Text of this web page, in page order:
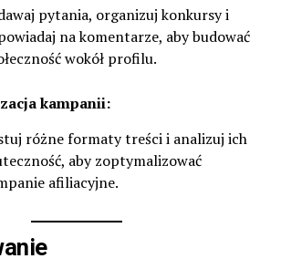
pytania, organizuj konkursy i
na komentarze, aby budować
wokół profilu.
kampanii:
różne formaty treści i analizuj ich
aby zoptymalizować
afiliacyjne.